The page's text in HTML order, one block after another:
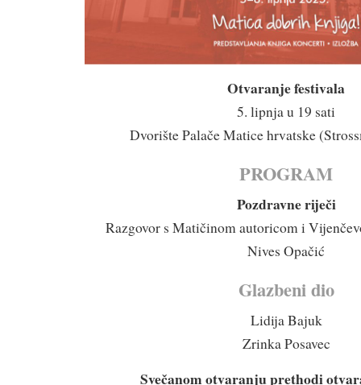
Otvaranje festivala
5. lipnja u 19 sati
Dvorište Palače Matice hrvatske
PROGRAM
Pozdravne riječi
Razgovor s Matičinom autoricom i
Nives Opačić
Glazbeni dio
Lidija Bajuk
Zrinka Posavec
Svečanom otvaranju prethodi